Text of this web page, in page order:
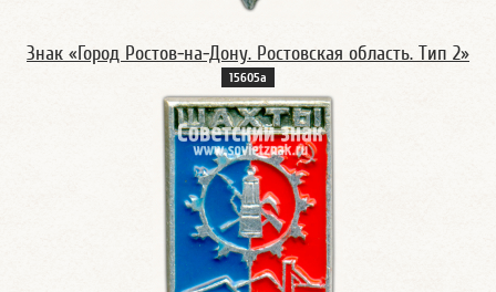
Знак «Город Ростов-на-Дону. Ростовская область. Тип 2»
15605а